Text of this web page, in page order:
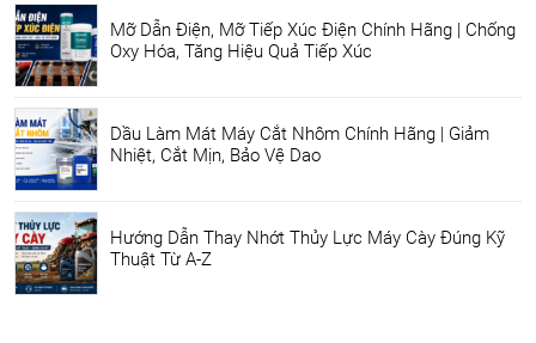
Mỡ Dẫn Điện, Mỡ Tiếp Xúc Điện Chính Hãng | Chống
Oxy Hóa, Tăng Hiệu Quả Tiếp Xúc
Dầu Làm Mát Máy Cắt Nhôm Chính Hãng | Giảm
Nhiệt, Cắt Mịn, Bảo Vệ Dao
Hướng Dẫn Thay Nhớt Thủy Lực Máy Cày Đúng Kỹ
Thuật Từ A-Z